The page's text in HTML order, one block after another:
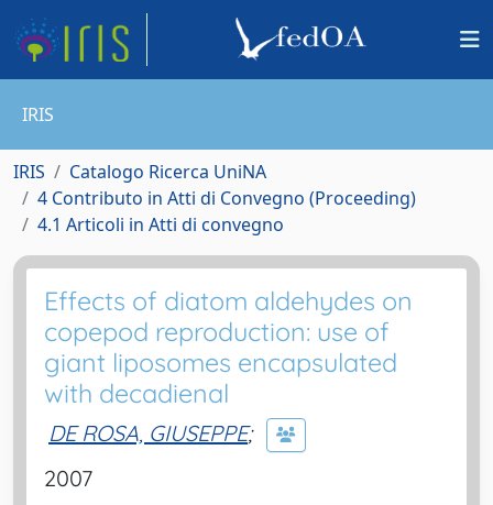
IRIS
IRIS
Catalogo Ricerca UniNA
4 Contributo in Atti di Convegno (Proceeding)
4.1 Articoli in Atti di convegno
Effects of diatom aldehydes on
copepod reproduction: use of
giant liposomes encapsulated
with decadienal
DE ROSA, GIUSEPPE;
2007